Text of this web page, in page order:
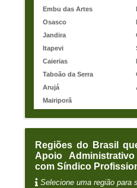
Embu das Artes
Osasco
Jandira
Itapevi
Caierias
Taboão da Serra
Arujá
Mairiporã
Regiões do Brasil
Apoio
com Síndico
Selecione uma região para